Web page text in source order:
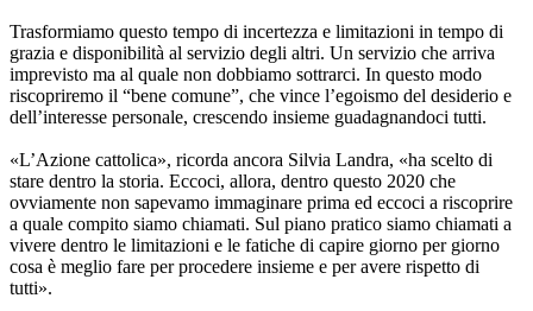
Trasformiamo questo tempo di incertezza e limitazioni in tempo di
grazia e disponibilità al servizio degli altri. Un servizio che arriva
imprevisto ma al quale non dobbiamo sottrarci. In questo modo
riscopriremo il “bene comune”, che vince l’egoismo del desiderio e
dell’interesse personale, crescendo insieme guadagnandoci tutti.
«L’Azione cattolica», ricorda ancora Silvia Landra, «ha scelto di
stare dentro la storia. Eccoci, allora, dentro questo 2020 che
ovviamente non sapevamo immaginare prima ed eccoci a riscoprire
a quale compito siamo chiamati. Sul piano pratico siamo chiamati a
vivere dentro le limitazioni e le fatiche di capire giorno per giorno
cosa è meglio fare per procedere insieme e per avere rispetto di
tutti».